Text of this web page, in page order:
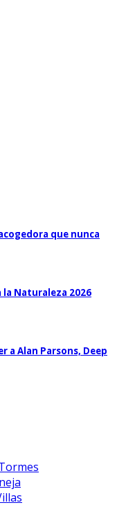
que nunca
la Naturaleza 2026
a Alan Parsons, Deep